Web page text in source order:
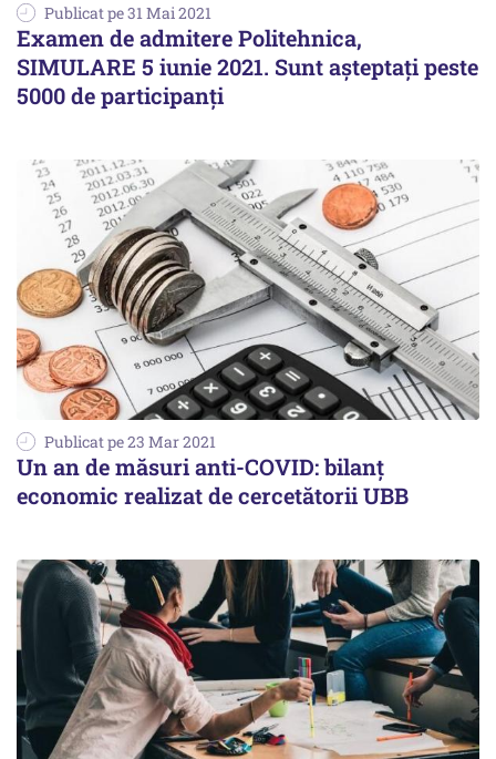
Publicat pe 31 Mai 2021
Examen de admitere Politehnica,
SIMULARE 5 iunie 2021. Sunt așteptați peste
5000 de participanți
Publicat pe 23 Mar 2021
Un an de măsuri anti-COVID: bilanţ
economic realizat de cercetătorii UBB